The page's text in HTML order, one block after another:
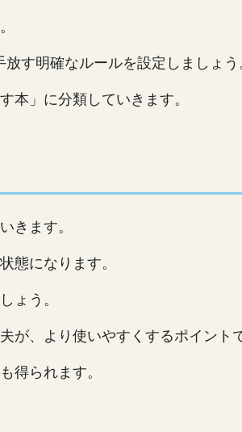
す明確なルールを設定しましょう
本」に分類していきます。
きます。
態になります。
ょう。
が、より使いやすくするポイント
得られます。